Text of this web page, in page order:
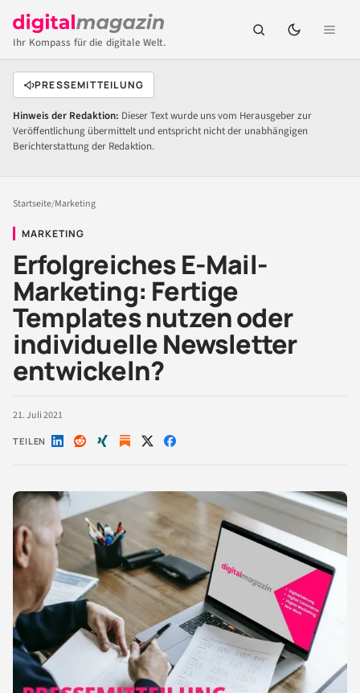
Ihr Kompass für die digitale Welt.
PRESSEMITTEILUNG
Hinweis der Redaktion: Dieser Text wurde uns vom Herausgeber zur
Veröffentlichung übermittelt und entspricht nicht der unabhängigen
Berichterstattung der Redaktion.
Startseite/Marketing
MARKETING
Erfolgreiches E-Mail-
Marketing: Fertige
Templates nutzen oder
individuelle Newsletter
entwickeln?
21. Juli 2021
TEILEN Auf Auf Auf Auf Auf